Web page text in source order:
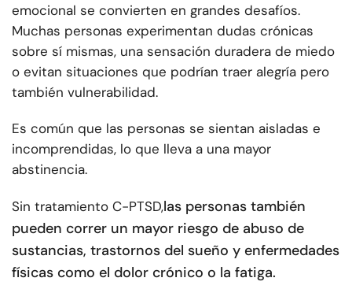
emocional se convierten en grandes desafíos.
Muchas personas experimentan dudas crónicas
sobre sí mismas, una sensación duradera de miedo
o evitan situaciones que podrían traer alegría pero
también vulnerabilidad.
Es común que las personas se sientan aisladas e
incomprendidas, lo que lleva a una mayor
abstinencia.
Sin tratamiento C-PTSD,las personas también
pueden correr un mayor riesgo de abuso de
sustancias, trastornos del sueño y enfermedades
físicas como el dolor crónico o la fatiga.